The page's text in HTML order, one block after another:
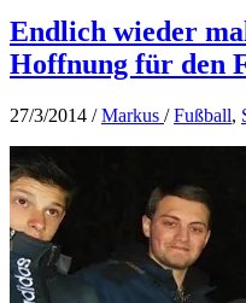
Endlich wieder
Hoffnung für den
27/3/2014 /Markus /Fußball,